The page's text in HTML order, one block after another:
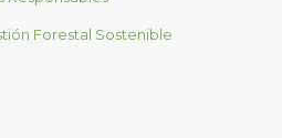
Forestal Sostenible